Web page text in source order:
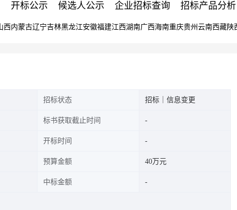
开标公示 候选人公示 企业招标查询 招标产品分析
西内蒙古辽宁吉林黑龙江安徽福建江西湖南广西海南重庆贵州 云南西藏陕
招标状态 招标｜信息变更
标书获取截止时间
开标时间
预算金额 40万元
中标金额